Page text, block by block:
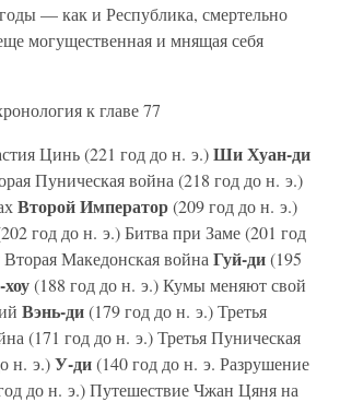
— как и Республика, смертельно
могущественная и мнящая себя
к главе 77
Цинь (221 год до н. э.)Ши Хуан-ди
Пуническая война (218 год до н. э.)
Второй Император(209 год до н. э.)
год до н. э.) Битва при Заме (201 год
Вторая Македонская война Гуй-ди(195
(188 год до н. э.) Кумы меняют свой
Вэнь-ди(179 год до н. э.) Третья
(171 год до н. э.) Третья Пуническая
н. э.)У-ди(140 год до н. э. Разрушение
до н. э.) Путешествие Чжан Цяня на